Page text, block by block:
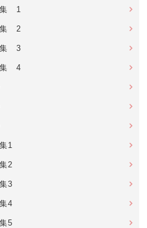
集 1
集 2
集 3
集 4
1
2
3
4
5